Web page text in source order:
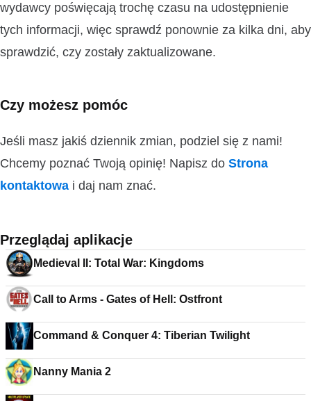
wydawcy poświęcają trochę czasu na udostępnienie
tych informacji, więc sprawdź ponownie za kilka dni, aby
sprawdzić, czy zostały zaktualizowane.
Czy możesz pomóc
Jeśli masz jakiś dziennik zmian, podziel się z nami!
Chcemy poznać Twoją opinię! Napisz do Strona
kontaktowa i daj nam znać.
Przeglądaj aplikacje
Medieval II: Total War: Kingdoms
Call to Arms - Gates of Hell: Ostfront
Command & Conquer 4: Tiberian Twilight
Nanny Mania 2